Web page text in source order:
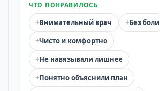
ЧТО ПОНРАВИЛОСЬ
+Внимательный врач +Без боли
+Чисто и комфортно
+Не навязывали лишнее
+Понятно объяснили план